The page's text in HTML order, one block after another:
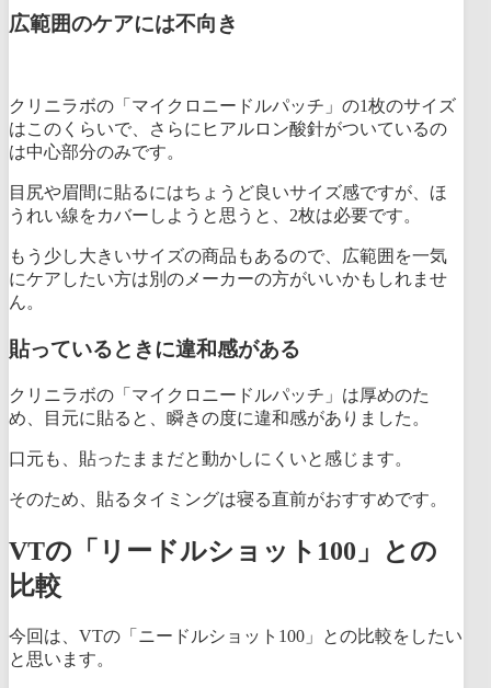
広範囲のケアには不向き
クリニラボの「マイクロニードルパッチ」の1枚のサイズ
はこのくらいで、さらにヒアルロン酸針がついているの
は中心部分のみです。
目尻や眉間に貼るにはちょうど良いサイズ感ですが、ほ
うれい線をカバーしようと思うと、2枚は必要です。
もう少し大きいサイズの商品もあるので、 広範囲を一気
にケアしたい方は別のメーカーの方がいいかもしれませ
ん。
貼っているときに違和感がある
クリニラボの「マイクロニードルパッチ」は厚めのた
め、目元に貼ると、瞬きの度に違和感がありました。
口元も、貼ったままだと動かしにくいと感じます。
そのため、貼るタイミングは寝る直前がおすすめです。
VTの「リードルショット100」との
比較
今回は、VTの「ニードルショット100」との比較をしたい
と思います。